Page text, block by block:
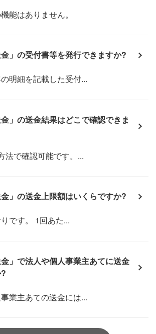
能はありません。
金」の受付書等を発行できますか?
明細を記載した受付...
金」の送金結果はどこで確認できま
法で確認可能です。...
金」の送金上限額はいくらですか?
です。 1回あた...
金」で法人や個人事業主あてに送金
業主あての送金には...